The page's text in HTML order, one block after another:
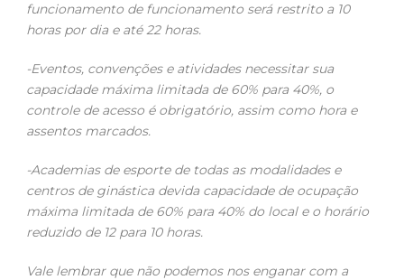
funcionamento de funcionamento será restrito a 10
horas por dia e até 22 horas.
-Eventos, convenções e atividades necessitar sua
capacidade máxima limitada de 60% para 40%, o
controle de acesso é obrigatório, assim como hora e
assentos marcados.
-Academias de esporte de todas as modalidades e
centros de ginástica devida capacidade de ocupação
máxima limitada de 60% para 40% do local e o horário
reduzido de 12 para 10 horas.
Vale lembrar que não podemos nos enganar com a